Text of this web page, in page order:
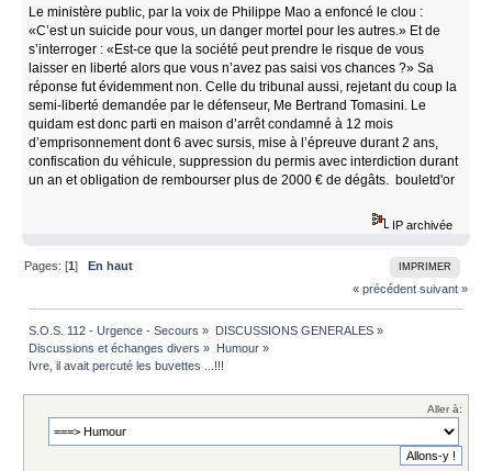
Le ministère public, par la voix de Philippe Mao a enfoncé le clou :
«C’est un suicide pour vous, un danger mortel pour les autres.» Et de
s’interroger : «Est-ce que la société peut prendre le risque de vous
laisser en liberté alors que vous n’avez pas saisi vos chances ?» Sa
réponse fut évidemment non. Celle du tribunal aussi, rejetant du coup la
semi-liberté demandée par le défenseur, Me Bertrand Tomasini. Le
quidam est donc parti en maison d’arrêt condamné à 12 mois
d’emprisonnement dont 6 avec sursis, mise à l’épreuve durant 2 ans,
confiscation du véhicule, suppression du permis avec interdiction durant
un an et obligation de rembourser plus de 2000 € de dégâts. bouletd'or
IP archivée
IMPRIMER
Pages: [1]En haut
« précédent suivant »
S.O.S. 112 - Urgence - Secours » DISCUSSIONS GENERALES»
Discussions et échanges divers » Humour»
Ivre, il avait percuté les buvettes ...!!!
Aller à: